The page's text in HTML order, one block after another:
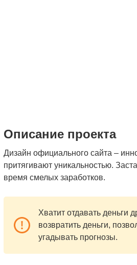
Описание проекта
Дизайн официального сайта –
притягивают уникальностью.
время смелых заработков.
Хватит отдавать деньги
возвратить деньги,
угадывать прогнозы.